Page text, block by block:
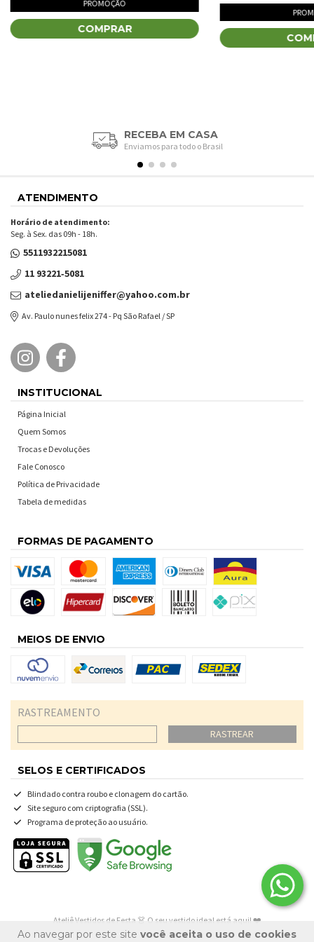
Ao navegar por este site você aceita o uso de cookies
PROMOÇÃO
COMPRAR
RECEBA EM CASA
Enviamos para todo o Brasil
ATENDIMENTO
Horário de atendimento:
Seg. à Sex. das 09h - 18h.
5511932215081
11 93221‑5081‬
ateliedanielijeniffer@yahoo.com.br
Av. Paulo nunes felix 274 - Pq São Rafael / SP
INSTITUCIONAL
Página Inicial
Quem Somos
Trocas e Devoluções
Fale Conosco
Política de Privacidade
Tabela de medidas
FORMAS DE PAGAMENTO
MEIOS DE ENVIO
RASTREAMENTO
RASTREAR
SELOS E CERTIFICADOS
Blindado contra roubo e clonagem do cartão.
Site seguro com criptografia (SSL).
Programa de proteção ao usuário.
Ateliê Vestidos de Festa 👗 O seu vestido ideal está aqui! ❤️